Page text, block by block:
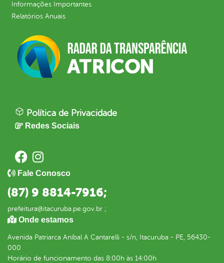
Informações Importantes
Relatórios Anuais
Política de Privacidade
Redes Sociais
Fale Conosco
(87) 9 8814-7916;
prefeitura@itacuruba.pe.gov.br ;
Onde estamos
Avenida Patriarca Aníbal A Cantarelli - s/n, Itacuruba - PE, 56430-
000
Horário de funcionamento das 8:00h às 14:00h